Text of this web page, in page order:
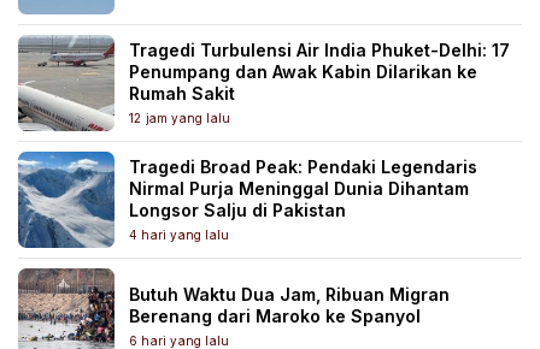
Tragedi Turbulensi Air India Phuket-Delhi: 17
Penumpang dan Awak Kabin Dilarikan ke
Rumah Sakit
12 jam yang lalu
Tragedi Broad Peak: Pendaki Legendaris
Nirmal Purja Meninggal Dunia Dihantam
Longsor Salju di Pakistan
4 hari yang lalu
Butuh Waktu Dua Jam, Ribuan Migran
Berenang dari Maroko ke Spanyol
6 hari yang lalu